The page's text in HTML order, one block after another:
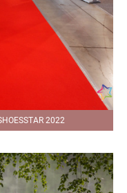
2022